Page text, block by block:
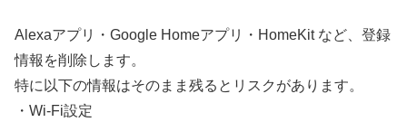
Alexaアプリ・Google Homeアプリ・HomeKit など、登録
情報を削除します。
特に以下の情報はそのまま残るとリスクがあります。
・Wi-Fi設定